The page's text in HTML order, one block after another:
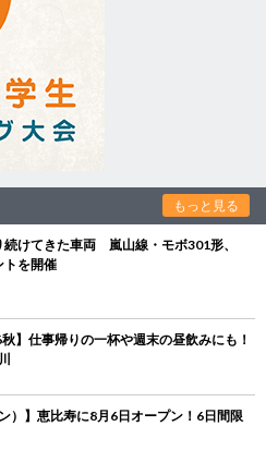
もっと見る
けてきた車両 嵐山線・モボ301形、
トを開催
】仕事帰りの一杯や週末の昼飲みにも！
）】恵比寿に8月6日オープン！6日間限